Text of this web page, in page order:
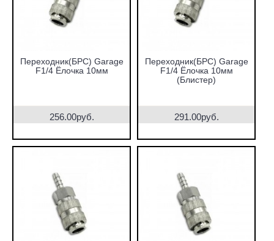
Переходник(БРС) Garage
F1/4 Ёлочка 10мм
256.00руб.
Переходник(БРС) Garage
F1/4 Ёлочка 10мм
(Блистер)
291.00руб.